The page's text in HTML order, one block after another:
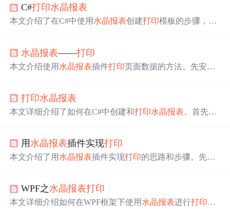
C#打印水晶报表
本文介绍了在C#中使用 水晶报表创建打印模板的步骤，包
晶报表进行报表设计和打印
水晶报表——打印
本文介绍使用 水晶报表插件打印页面数据的方法。先安装
在页面调用该方法。还说明了添加数据集及表的方式，设
计好模板后添加数据，以流文件形式返回。
打印水晶报表
本文详细介绍了如何在C#中创建和打印水晶报表。首先，
中。最后，实例化报表，设置数据源并导出为PDF格式进
行打印。
用 水晶报表插件实现打印
本文介绍了用 水晶报表插件实现打印的思路和步骤。先下
书写代码处理数据，查询数据库数据并写入
过其形式显示后连接打印机打印。
WPF之水晶报表打印
本文详细介绍如何在WPF框架下使用 水晶报表进行打印操